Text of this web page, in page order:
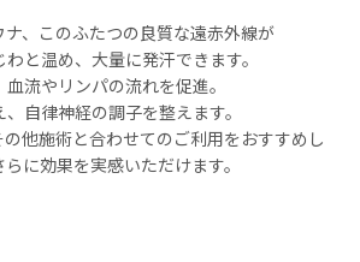
、このふたつの良質な遠赤外線が
と温め、大量に発汗できます。
流やリンパの流れを促進。
自律神経の調子を整えます。
他施術と合わせてのご利用をおすすめし
に効果を実感いただけます。